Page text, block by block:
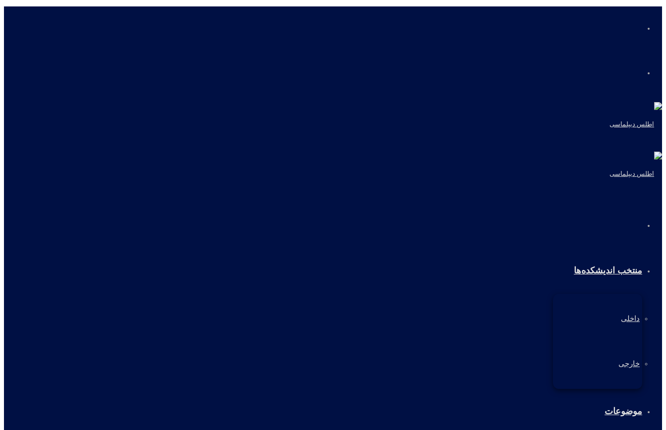
منتخب اندیشکده‌ها
داخلی
خارجی
موضوعات